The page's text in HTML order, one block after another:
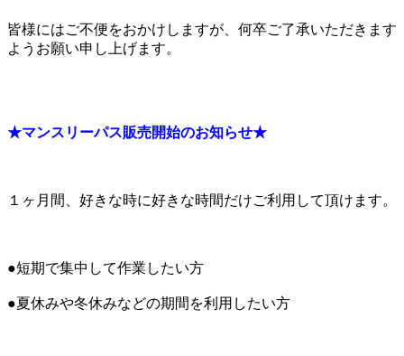
皆様にはご不便をおかけしますが、何卒ご了承いただきます
ようお願い申し上げます。
★マンスリーパス販売開始のお知らせ★
１ヶ月間、好きな時に好きな時間だけご利用して頂けます。
●短期で集中して作業したい方
●夏休みや冬休みなどの期間を利用したい方